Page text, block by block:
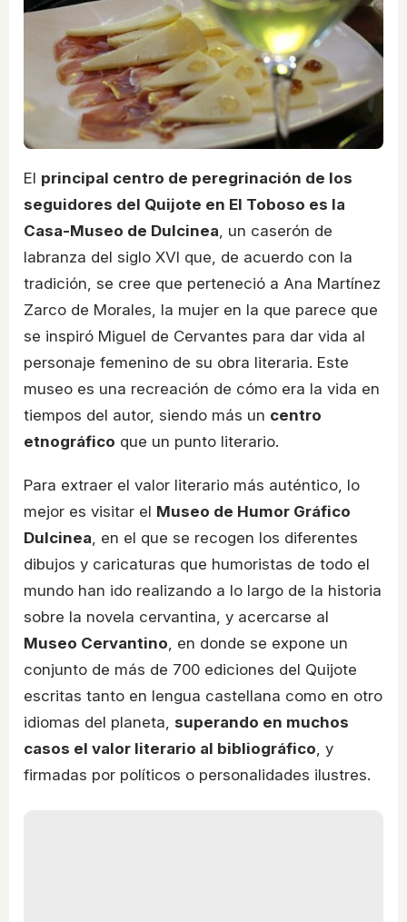
El principal centro de peregrinación de los
seguidores del Quijote en El Toboso es la
Casa-Museo de Dulcinea , un caserón de
labranza del siglo XVI que, de acuerdo con la
tradición, se cree que perteneció a Ana Martínez
Zarco de Morales, la mujer en la que parece que
se inspiró Miguel de Cervantes para dar vida al
personaje femenino de su obra literaria. Este
museo es una recreación de cómo era la vida en
tiempos del autor, siendo más un centro
etnográfico que un punto literario.
Para extraer el valor literario más auténtico, lo
mejor es visitar el Museo de Humor Gráfico
Dulcinea , en el que se recogen los diferentes
dibujos y caricaturas que humoristas de todo el
mundo han ido realizando a lo largo de la historia
sobre la novela cervantina, y acercarse al
Museo Cervantino , en donde se expone un
conjunto de más de 700 ediciones del Quijote
escritas tanto en lengua castellana como en otro
idiomas del planeta, superando en muchos
casos el valor literario al bibliográfico , y
firmadas por políticos o personalidades ilustres.